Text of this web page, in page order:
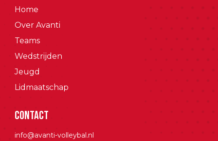
Home
Over Avanti
Teams
Wedstrijden
Jeugd
Lidmaatschap
Contact
info@avanti-volleybal.nl